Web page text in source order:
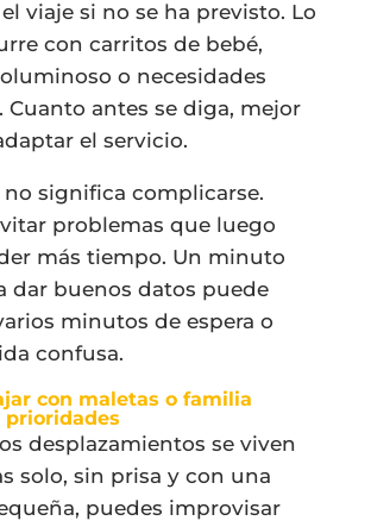
viaje si no se ha previsto. Lo
con carritos de bebé,
o necesidades
Cuanto antes se diga, mejor
el servicio.
significa complicarse.
problemas que luego
más tiempo. Un minuto
dar buenos datos puede
minutos de espera o
confusa.
con maletas o familia
prioridades
desplazamientos se viven
solo, sin prisa y con una
puedes improvisar